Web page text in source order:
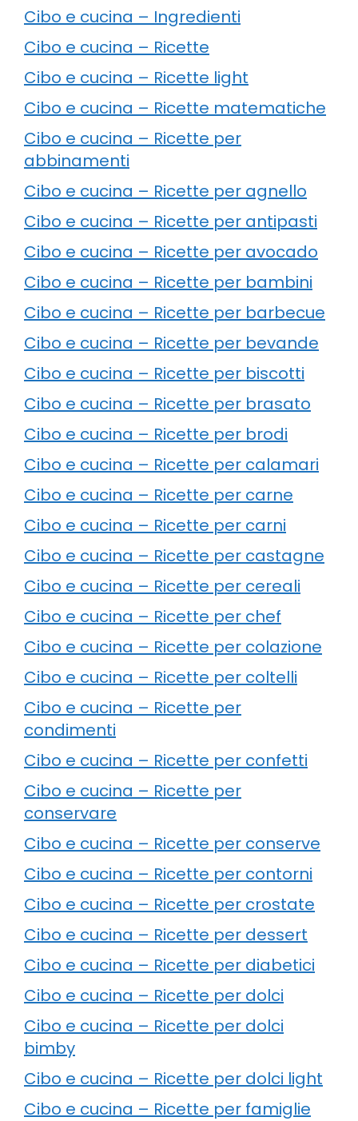
Cibo e cucina – Ingredienti
Cibo e cucina – Ricette
Cibo e cucina – Ricette light
Cibo e cucina – Ricette matematiche
Cibo e cucina – Ricette per
abbinamenti
Cibo e cucina – Ricette per agnello
Cibo e cucina – Ricette per antipasti
Cibo e cucina – Ricette per avocado
Cibo e cucina – Ricette per bambini
Cibo e cucina – Ricette per barbecue
Cibo e cucina – Ricette per bevande
Cibo e cucina – Ricette per biscotti
Cibo e cucina – Ricette per brasato
Cibo e cucina – Ricette per brodi
Cibo e cucina – Ricette per calamari
Cibo e cucina – Ricette per carne
Cibo e cucina – Ricette per carni
Cibo e cucina – Ricette per castagne
Cibo e cucina – Ricette per cereali
Cibo e cucina – Ricette per chef
Cibo e cucina – Ricette per colazione
Cibo e cucina – Ricette per coltelli
Cibo e cucina – Ricette per
condimenti
Cibo e cucina – Ricette per confetti
Cibo e cucina – Ricette per
conservare
Cibo e cucina – Ricette per conserve
Cibo e cucina – Ricette per contorni
Cibo e cucina – Ricette per crostate
Cibo e cucina – Ricette per dessert
Cibo e cucina – Ricette per diabetici
Cibo e cucina – Ricette per dolci
Cibo e cucina – Ricette per dolci
bimby
Cibo e cucina – Ricette per dolci light
Cibo e cucina – Ricette per famiglie